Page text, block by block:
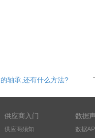
轴承,还有什么方法?
供应商入门
供应商须知
数据
数据